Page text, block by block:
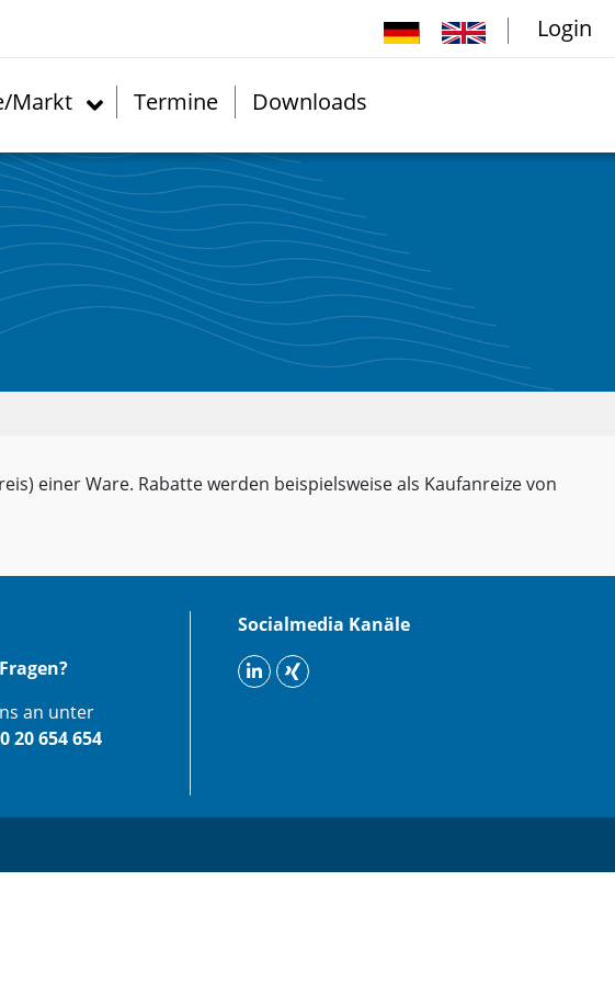
Login
Markt Termine Downloads
einer Ware. Rabatte werden beispielsweise als Kaufanreize von
an unter
20 654 654
Socialmedia Kanäle